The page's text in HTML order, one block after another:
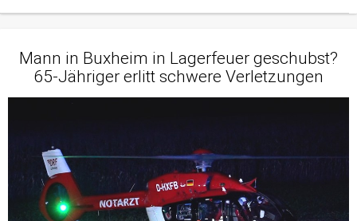
Mann in Buxheim in Lagerfeuer geschubst?
65-Jähriger erlitt schwere Verletzungen